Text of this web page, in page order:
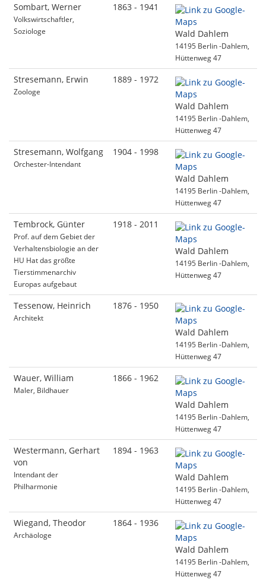
Sombart, Werner
Volkswirtschaftler,
Soziologe
1863 - 1941
Wald Dahlem
14195 Berlin -Dahlem,
Hüttenweg 47
Stresemann, Erwin
Zoologe
1889 - 1972
Wald Dahlem
14195 Berlin -Dahlem,
Hüttenweg 47
Stresemann, Wolfgang
Orchester-Intendant
1904 - 1998
Wald Dahlem
14195 Berlin -Dahlem,
Hüttenweg 47
Tembrock, Günter
Prof. auf dem Gebiet der
Verhaltensbiologie an der
HU Hat das größte
Tierstimmenarchiv
Europas aufgebaut
1918 - 2011
Wald Dahlem
14195 Berlin -Dahlem,
Hüttenweg 47
Tessenow, Heinrich
Architekt
1876 - 1950
Wald Dahlem
14195 Berlin -Dahlem,
Hüttenweg 47
Wauer, William
Maler, Bildhauer
1866 - 1962
Wald Dahlem
14195 Berlin -Dahlem,
Hüttenweg 47
Westermann, Gerhart
von
Intendant der
Philharmonie
1894 - 1963
Wald Dahlem
14195 Berlin -Dahlem,
Hüttenweg 47
Wiegand, Theodor
Archäologe
1864 - 1936
Wald Dahlem
14195 Berlin -Dahlem,
Hüttenweg 47